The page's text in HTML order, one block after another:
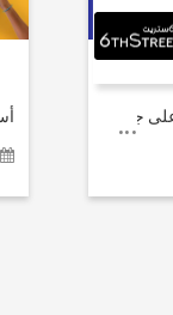
يصل إلى 80% على جميع